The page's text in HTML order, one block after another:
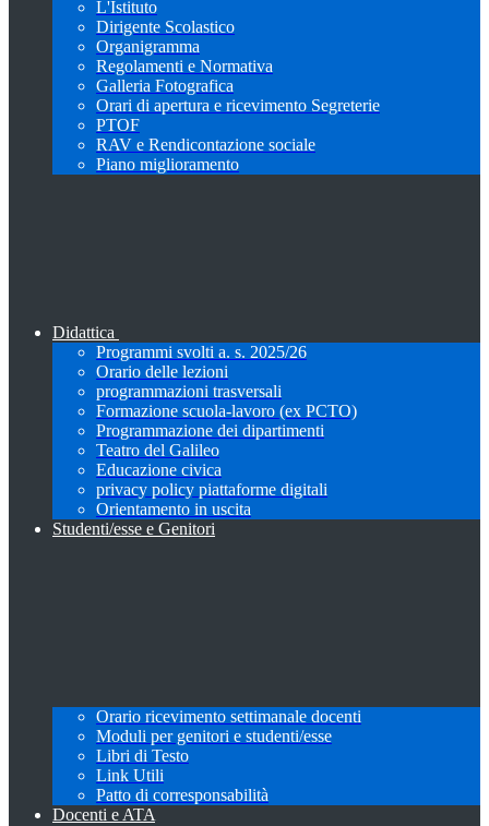
L'Istituto
Dirigente Scolastico
Organigramma
Regolamenti e Normativa
Galleria Fotografica
Orari di apertura e ricevimento Segreterie
PTOF
RAV e Rendicontazione sociale
Piano miglioramento
Didattica
Programmi svolti a. s. 2025/26
Orario delle lezioni
programmazioni trasversali
Formazione scuola-lavoro (ex PCTO)
Programmazione dei dipartimenti
Teatro del Galileo
Educazione civica
privacy policy piattaforme digitali
Orientamento in uscita
Studenti/esse e Genitori
Orario ricevimento settimanale docenti
Moduli per genitori e studenti/esse
Libri di Testo
Link Utili
Patto di corresponsabilità
Docenti e ATA